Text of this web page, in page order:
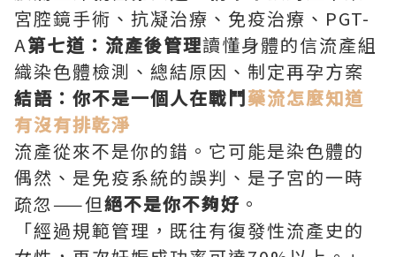
宮腔鏡手術、抗凝治療、免疫治療、PGT-
A第七道：流產後管理讀懂身體的信流產組
織染色體檢測、總結原因、制定再孕方案
結語：你不是一個人在戰鬥藥流怎麼知道
有沒有排乾淨
流產從來不是你的錯。它可能是染色體的
偶然、是免疫系統的誤判、是子宮的一時
疏忽——但絕不是你不夠好 。
「經過規範管理，既往有復發性流產史的